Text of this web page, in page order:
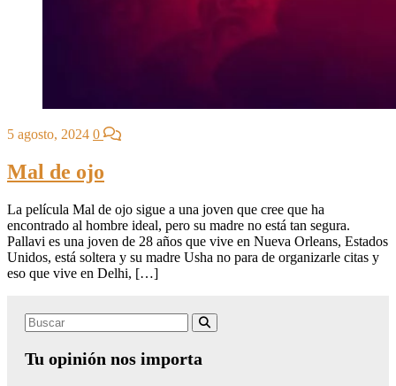
5 agosto, 2024 0
Mal de ojo
La película Mal de ojo sigue a una joven que cree que ha
encontrado al hombre ideal, pero su madre no está tan segura.
Pallavi es una joven de 28 años que vive en Nueva Orleans, Estados
Unidos, está soltera y su madre Usha no para de organizarle citas y
eso que vive en Delhi, […]
Search
Tu opinión nos importa